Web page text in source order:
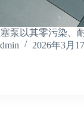
塞泵以其零污染、
2026年3月